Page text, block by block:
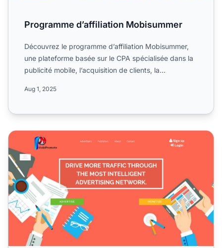
Programme d’affiliation Mobisummer
Découvrez le programme d’affiliation Mobisummer,
une plateforme basée sur le CPA spécialisée dans la
publicité mobile, l’acquisition de clients, la
Aug 1, 2025
Programme d'affiliation MobiPromote